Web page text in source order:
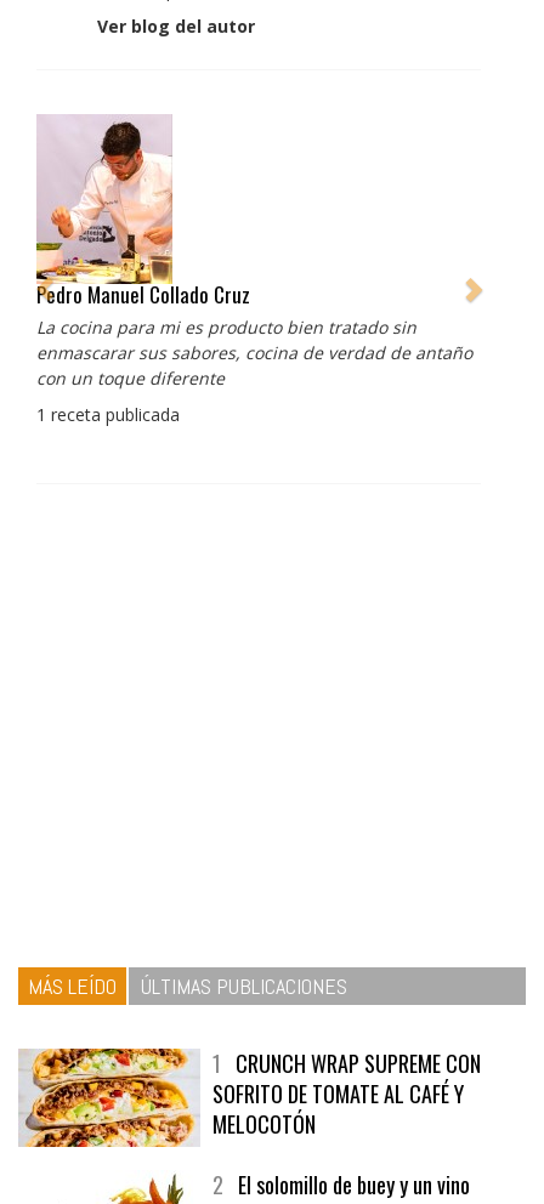
Ver blog del autor
Pedro Manuel Collado Cruz
La cocina para mi es producto bien tratado sin
enmascarar sus sabores, cocina de verdad de antaño
con un toque diferente
1 receta publicada
MÁS LEÍDO ÚLTIMAS PUBLICACIONES
1 CRUNCH WRAP SUPREME CON
SOFRITO DE TOMATE AL CAFÉ Y
MELOCOTÓN
2 El solomillo de buey y un vino